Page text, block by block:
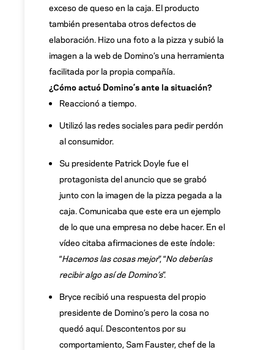
exceso de queso en la caja. El producto
también presentaba otros defectos de
elaboración. Hizo una foto a la pizza y subió la
imagen a la web de Domino’s una herramienta
facilitada por la propia compañía.
¿Cómo actuó Domino’s ante la situación?
Reaccionó a tiempo.
Utilizó las redes sociales para pedir perdón
al consumidor.
Su presidente Patrick Doyle fue el
protagonista del anuncio que se grabó
junto con la imagen de la pizza pegada a la
caja. Comunicaba que este era un ejemplo
de lo que una empresa no debe hacer. En el
vídeo citaba afirmaciones de este índole:
“Hacemos las cosas mejor”, “No deberías
recibir algo así de Domino’s”.
Bryce recibió una respuesta del propio
presidente de Domino’s pero la cosa no
quedó aquí. Descontentos por su
comportamiento, Sam Fauster, chef de la